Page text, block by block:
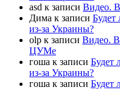
asd к записи Видео.
Дима к записи Будет
из-за Украины?
olp к записи Видео.
ЦУМе
гоша к записи Будет
из-за Украины?
гоша к записи Будет